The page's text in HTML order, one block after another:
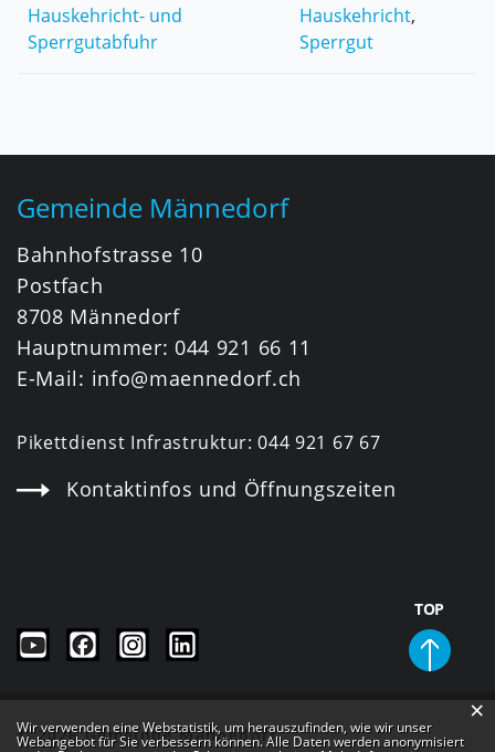
Hauskehricht- und
Sperrgutabfuhr
Hauskehricht,
Sperrgut
Gemeinde Männedorf
Bahnhofstrasse 10
Postfach
8708 Männedorf
Hauptnummer: 044 921 66 11
E-Mail: info@maennedorf.ch
Pikettdienst Infrastruktur:044 921 67 67
Kontaktinfos und Öffnungszeiten
© 2026 Gemeinde Männedorf
TOP
Webstatistik
Wir verwenden eine Webstatistik, um herauszufinden, wie wir unser
Webangebot für Sie verbessern können. Alle Daten werden anonymisiert
×